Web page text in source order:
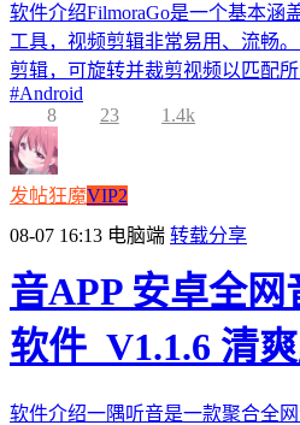
软件介绍FilmoraGo是一个基本涵
工具，视频剪辑非常易用、流畅
剪辑，可旋转并裁剪视频以匹配
#Android
8
23 1.4k
发帖狂魔VIP2
08-07 16:13 电脑端 转载分享
音APP 安卓全
软件_V1.1.6 清
软件介绍一隅听音是一款聚合全